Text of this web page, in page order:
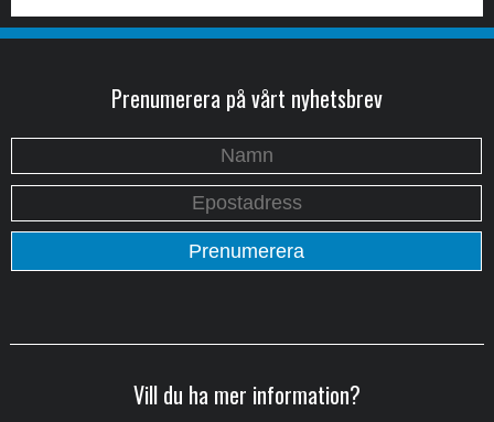
Prenumerera på vårt nyhetsbrev
Vill du ha mer information?